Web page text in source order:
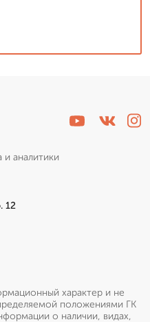
и аналитики
12
характер и не
положениями ГК
о наличии, видах,